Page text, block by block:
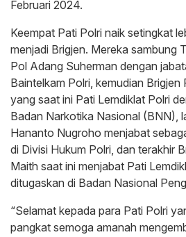
Februari 2024.
Keempat Pati Polri naik setingkat
menjadi Brigjen. Mereka sambung
Pol Adang Suherman dengan
Baintelkam Polri, kemudian Brigjen
yang saat ini Pati Lemdiklat Polri
Badan Narkotika Nasional (BNN),
Hananto Nugroho menjabat
di Divisi Hukum Polri, dan terakhir
Maith saat ini menjabat Pati
ditugaskan di Badan Nasional
“Selamat kepada para Pati Polri
pangkat semoga amanah